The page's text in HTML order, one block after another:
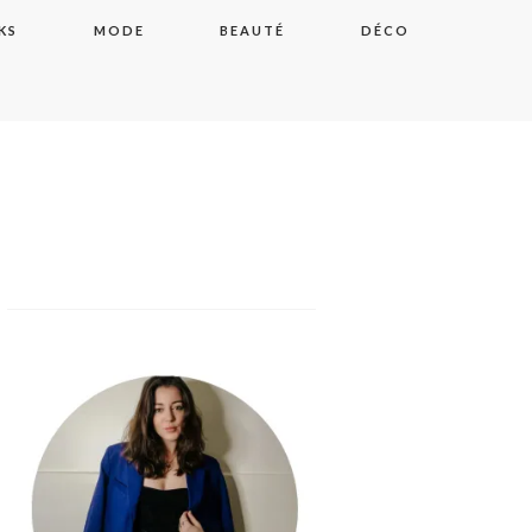
MODE BEAUTÉ DÉCO